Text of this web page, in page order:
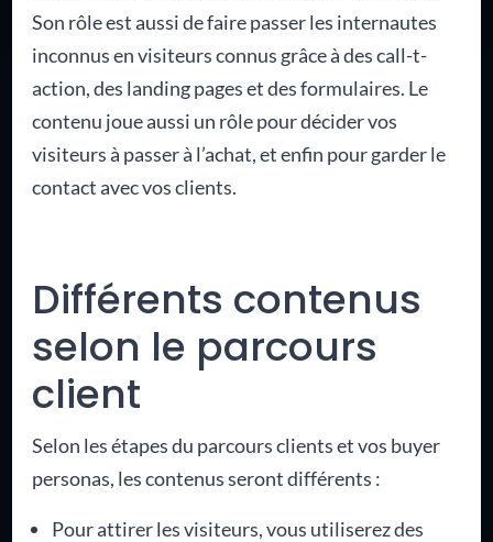
Son rôle est aussi de faire passer les internautes
inconnus en visiteurs connus grâce à des call-t-
action, des landing pages et des formulaires. Le
contenu joue aussi un rôle pour décider vos
visiteurs à passer à l’achat, et enfin pour garder le
contact avec vos clients.
Différents contenus
selon le parcours
client
Selon les étapes du parcours clients et vos buyer
personas, les contenus seront différents :
Pour attirer les visiteurs, vous utiliserez des